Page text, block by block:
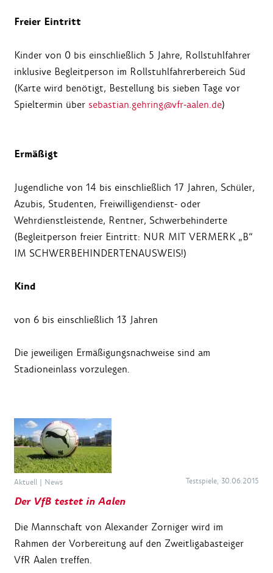
Freier Eintritt
Kinder von 0 bis einschließlich 5 Jahre, Rollstuhlfahrer
inklusive Begleitperson im Rollstuhlfahrerbereich Süd
(Karte wird benötigt, Bestellung bis sieben Tage vor
Spieltermin über sebastian.gehring@vfr-aalen.de)
Ermäßigt
Jugendliche von 14 bis einschließlich 17 Jahren, Schüler,
Azubis, Studenten, Freiwilligendienst- oder
Wehrdienstleistende, Rentner, Schwerbehinderte
(Begleitperson freier Eintritt: NUR MIT VERMERK „B“
IM SCHWERBEHINDERTENAUSWEIS!)
Kind
von 6 bis einschließlich 13 Jahren
Die jeweiligen Ermäßigungsnachweise sind am
Stadioneinlass vorzulegen.
Aktuell | News Testspiele, 30.06.2015
Der VfB testet in Aalen
Die Mannschaft von Alexander Zorniger wird im
Rahmen der Vorbereitung auf den Zweitligabasteiger
VfR Aalen treffen.